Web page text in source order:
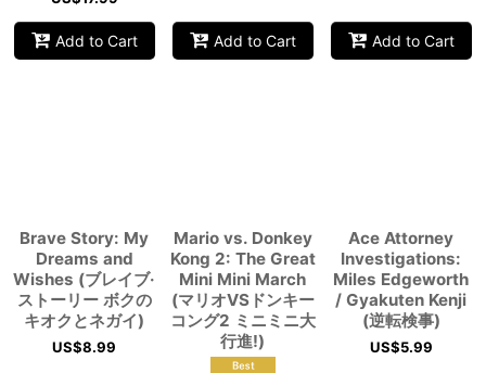
Add to Cart Add to Cart Add to Cart
Brave Story: My
Dreams and
Wishes (ブレイブ·
ストーリー ボクの
キオクとネガイ)
US$8.99
Mario vs. Donkey
Kong 2: The Great
Mini Mini March
(マリオVSドンキー
コング2 ミニミニ大
行進!)
Ace Attorney
Investigations:
Miles Edgeworth
/ Gyakuten Kenji
(逆転検事)
US$5.99